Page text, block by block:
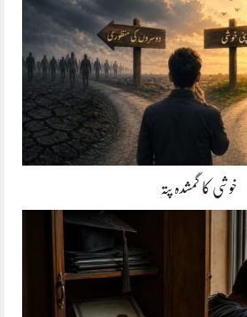
خوشی کا گمشدہ پتہ